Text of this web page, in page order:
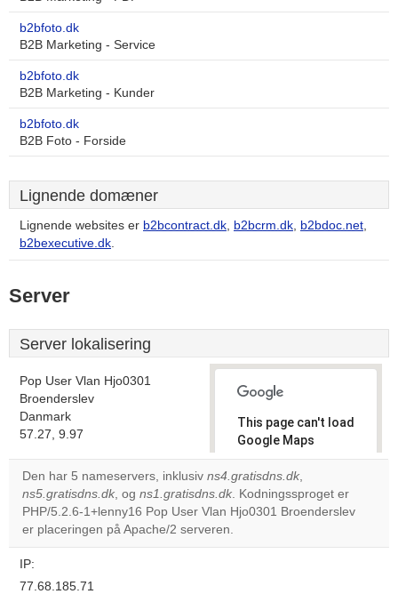
b2bfoto.dk
B2B Marketing - Service
b2bfoto.dk
B2B Marketing - Kunder
b2bfoto.dk
B2B Foto - Forside
Lignende domæner
Lignende websites er b2bcontract.dk, b2bcrm.dk, b2bdoc.net,
b2bexecutive.dk.
Server
Server lokalisering
Pop User Vlan Hjo0301
Broenderslev
Danmark
57.27, 9.97
This page can't load
Google Maps
correctly.
Do you
own this
OK
Den har 5 nameservers, inklusiv ns4.gratisdns.dk,
ns5.gratisdns.dk, og ns1.gratisdns.dk. Kodningssproget er
PHP/5.2.6-1+lenny16 Pop User Vlan Hjo0301 Broenderslev
er placeringen på Apache/2 serveren.
IP:
77.68.185.71